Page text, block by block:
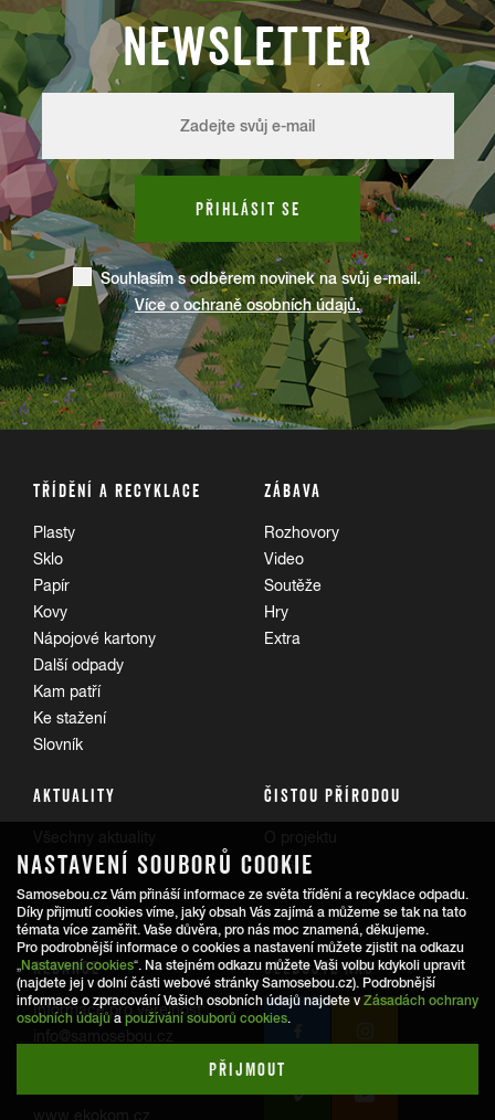
NEWSLETTER
PŘIHLÁSIT SE
Souhlasím s odběrem novinek na svůj e-mail.
Více o ochraně osobních údajů.
TŘÍDĚNÍ A RECYKLACE
Plasty
Sklo
Papír
Kovy
Nápojové kartony
Další odpady
Kam patří
Ke stažení
Slovník
ZÁBAVA
Rozhovory
Video
Soutěže
Hry
Extra
AKTUALITY ČISTOU PŘÍRODOU
Trasy
REDAKCE
Informace pro veřejnost:
SLEDUJTE NÁS
NASTAVENÍ SOUBORŮ COOKIE
Samosebou.cz Vám přináší informace ze světa třídění a recyklace odpadu.
Díky přijmutí cookies víme, jaký obsah Vás zajímá a můžeme se tak na tato
témata více zaměřit. Vaše důvěra, pro nás moc znamená, děkujeme.
Pro podrobnější informace o cookies a nastavení můžete zjistit na odkazu
„Nastavení cookies“. Na stejném odkazu můžete Vaši volbu kdykoli upravit
(najdete jej v dolní části webové stránky Samosebou.cz). Podrobnější
informace o zpracování Vašich osobních údajů najdete vZásadách ochrany
osobních údajů a používání souborů cookies.
PŘIJMOUT